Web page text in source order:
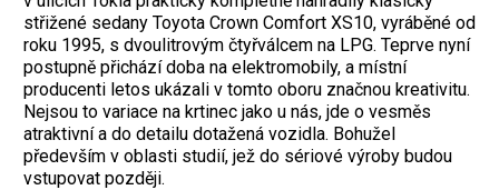
střižené sedany Toyota Crown Comfort XS10, vyráběné od
roku 1995, s dvoulitrovým čtyřválcem na LPG. Teprve nyní
postupně přichází doba na elektromobily, a místní
producenti letos ukázali v tomto oboru značnou kreativitu.
Nejsou to variace na krtinec jako u nás, jde o vesměs
atraktivní a do detailu dotažená vozidla. Bohužel
především v oblasti studií, jež do sériové výroby budou
vstupovat později.